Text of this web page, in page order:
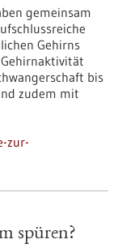
gemeinsam
Gehirns
bis
zudem mit
zur-
spüren?